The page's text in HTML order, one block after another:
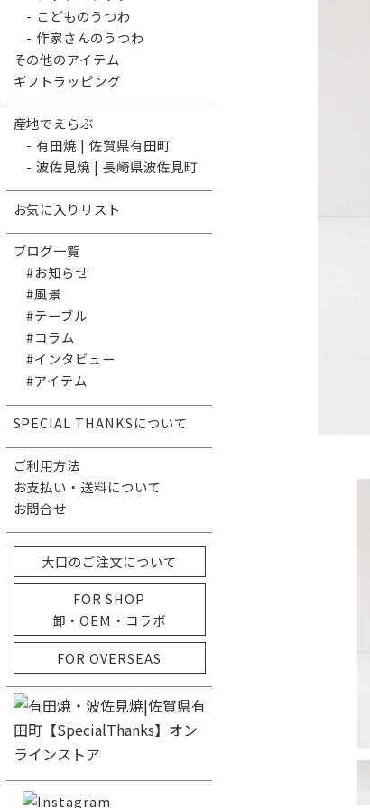
- こどものうつわ
- 作家さんのうつわ
その他のアイテム
ギフトラッピング
産地でえらぶ
- 有田焼 | 佐賀県有田町
- 波佐見焼 | 長崎県波佐見町
お気に入りリスト
ブログ一覧
#お知らせ
#風景
#テーブル
#コラム
#インタビュー
#アイテム
SPECIAL THANKSについて
ご利用方法
お支払い・送料について
お問合せ
大口のご注文について
FOR SHOP
卸・OEM・コラボ
FOR OVERSEAS